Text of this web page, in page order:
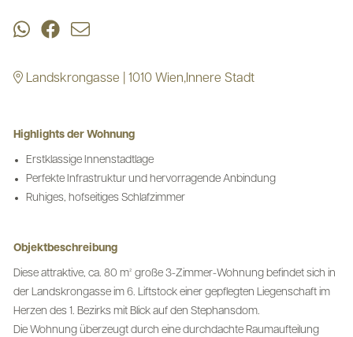
Landskrongasse | 1010 Wien,Innere Stadt
Highlights der Wohnung
Erstklassige Innenstadtlage
Perfekte Infrastruktur und hervorragende Anbindung
Ruhiges, hofseitiges Schlafzimmer
Objektbeschreibung
Diese attraktive, ca. 80 m² große 3-Zimmer-Wohnung befindet sich in
der Landskrongasse im 6. Liftstock einer gepflegten Liegenschaft im
Herzen des 1. Bezirks mit Blick auf den Stephansdom.
Die Wohnung überzeugt durch eine durchdachte Raumaufteilung